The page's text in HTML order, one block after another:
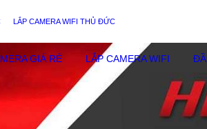
LẮP CAMERA WIFI THỦ ĐỨC
GIÁ RẺ LẮP CAMERA WIFI